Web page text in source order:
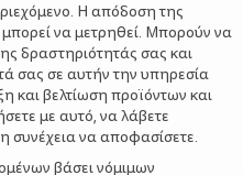
Η απόδοση της
να μετρηθεί. Μπορούν να
δραστηριότητάς σας και
σας σε αυτήν την υπηρεσία
και βελτίωση προϊόντων και
με αυτό, να λάβετε
συνέχεια να αποφασίσετε.
βάσει νόμιμων